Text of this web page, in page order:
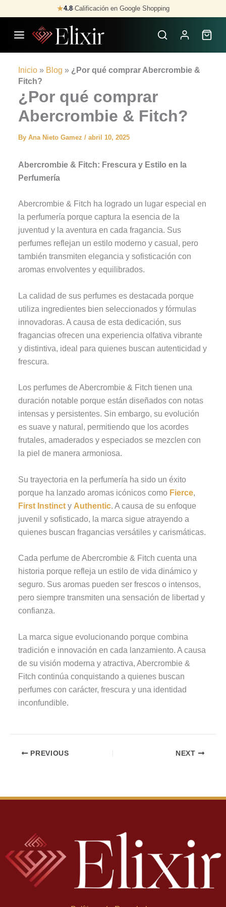
to
content
★4.8·Calificación en Google Shopping
Inicio » Blog » ¿Por qué comprar Abercrombie &
Fitch?
¿Por qué comprar
Abercrombie & Fitch?
By Ana Nieto Gamez / abril 10, 2025
Abercrombie & Fitch: Frescura y Estilo en la
Perfumería
Abercrombie & Fitch ha logrado un lugar especial en
la perfumería porque captura la esencia de la
juventud y la aventura en cada fragancia. Sus
perfumes reflejan un estilo moderno y casual, pero
también transmiten elegancia y sofisticación con
aromas envolventes y equilibrados.
La calidad de sus perfumes es destacada porque
utiliza ingredientes bien seleccionados y fórmulas
innovadoras. A causa de esta dedicación, sus
fragancias ofrecen una experiencia olfativa vibrante
y distintiva, ideal para quienes buscan autenticidad y
frescura.
Los perfumes de Abercrombie & Fitch tienen una
duración notable porque están diseñados con notas
intensas y persistentes. Sin embargo, su evolución
es suave y natural, permitiendo que los acordes
frutales, amaderados y especiados se mezclen con
la piel de manera armoniosa.
Su trayectoria en la perfumería ha sido un éxito
porque ha lanzado aromas icónicos como Fierce,
First Instinct y Authentic. A causa de su enfoque
juvenil y sofisticado, la marca sigue atrayendo a
quienes buscan fragancias versátiles y carismáticas.
Cada perfume de Abercrombie & Fitch cuenta una
historia porque refleja un estilo de vida dinámico y
seguro. Sus aromas pueden ser frescos o intensos,
pero siempre transmiten una sensación de libertad y
confianza.
La marca sigue evolucionando porque combina
tradición e innovación en cada lanzamiento. A causa
de su visión moderna y atractiva, Abercrombie &
Fitch continúa conquistando a quienes buscan
perfumes con carácter, frescura y una identidad
inconfundible.
PREVIOUS NEXT